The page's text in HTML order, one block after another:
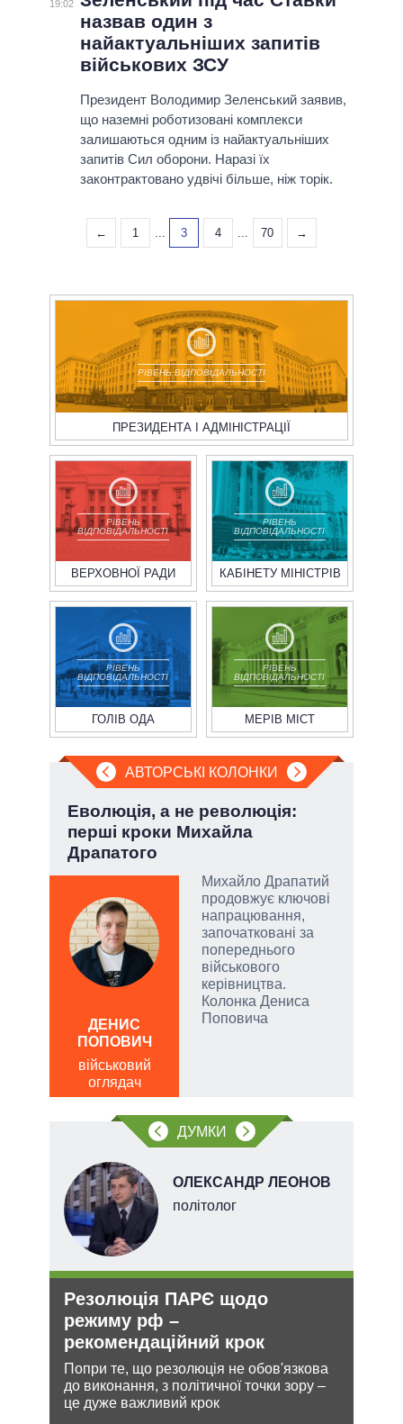
19:02
назвав один з
найактуальніших запитів
військових ЗСУ
Президент Володимир Зеленський заявив,
що наземні роботизовані комплекси
залишаються одним із найактуальніших
запитів Сил оборони. Наразі їх
законтрактовано удвічі більше, ніж торік.
← 1 ... 3 4 ... 70 →
РІВЕНЬ ВІДПОВІДАЛЬНОСТІ
ПРЕЗИДЕНТА І АДМІНІСТРАЦІЇ
РІВЕНЬ
ВІДПОВІДАЛЬНОСТІ
ВЕРХОВНОЇ РАДИ
РІВЕНЬ
ВІДПОВІДАЛЬНОСТІ
КАБІНЕТУ МІНІСТРІВ
РІВЕНЬ
ВІДПОВІДАЛЬНОСТІ
ГОЛІВ ОДА
РІВЕНЬ
ВІДПОВІДАЛЬНОСТІ
МЕРІВ МІСТ
АВТОРСЬКІ КОЛОНКИ
Еволюція, а не революція:
перші кроки Михайла
Драпатого
Михайло Драпатий
продовжує ключові
напрацювання,
започатковані за
попереднього
військового
керівництва.
Колонка Дениса
Поповича
ДЕНИС
ПОПОВИЧ
військовий
оглядач
ДУМКИ
ОЛЕКСАНДР ЛЕОНОВ
політолог
Резолюція ПАРЄ щодо
режиму рф –
рекомендаційний крок
Попри те, що резолюція не обов'язкова
до виконання, з політичної точки зору –
це дуже важливий крок